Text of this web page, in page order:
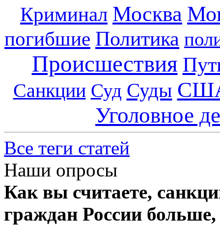
Криминал Москва
погибшие Политика
Происшествия
Санкции Суд Суды
Уголовное
Все теги статей
Наши опросы
Как вы считаете,
граждан России